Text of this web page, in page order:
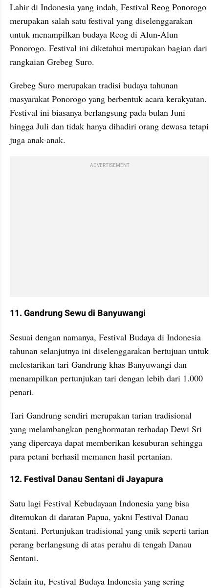
Lahir di Indonesia yang indah, Festival Reog Ponorogo
merupakan salah satu festival yang diselenggarakan
untuk menampilkan budaya Reog di Alun-Alun
Ponorogo. Festival ini diketahui merupakan bagian dari
rangkaian Grebeg Suro.
Grebeg Suro merupakan tradisi budaya tahunan
masyarakat Ponorogo yang berbentuk acara kerakyatan.
Festival ini biasanya berlangsung pada bulan Juni
hingga Juli dan tidak hanya dihadiri orang dewasa tetapi
juga anak-anak.
ADVERTISEMENT
11. Gandrung Sewu di Banyuwangi
Sesuai dengan namanya, Festival Budaya di Indonesia
tahunan selanjutnya ini diselenggarakan bertujuan untuk
melestarikan tari Gandrung khas Banyuwangi dan
menampilkan pertunjukan tari dengan lebih dari 1.000
penari.
Tari Gandrung sendiri merupakan tarian tradisional
yang melambangkan penghormatan terhadap Dewi Sri
yang dipercaya dapat memberikan kesuburan sehingga
para petani berhasil memanen hasil pertanian.
12. Festival Danau Sentani di Jayapura
Satu lagi Festival Kebudayaan Indonesia yang bisa
ditemukan di daratan Papua, yakni Festival Danau
Sentani. Pertunjukan tradisional yang unik seperti tarian
perang berlangsung di atas perahu di tengah Danau
Sentani.
Selain itu, Festival Budaya Indonesia yang sering